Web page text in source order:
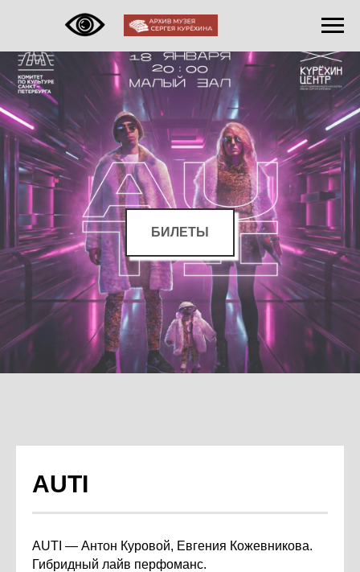
БИЛЕТЫ
AUTI
AUTI — Антон Куровой, Евгения Кожевникова.
Гибридный лайв перфоманс.